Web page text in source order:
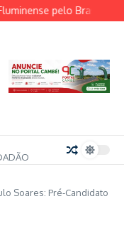
pelo Brasileirão
Soares: Pré-Candidato